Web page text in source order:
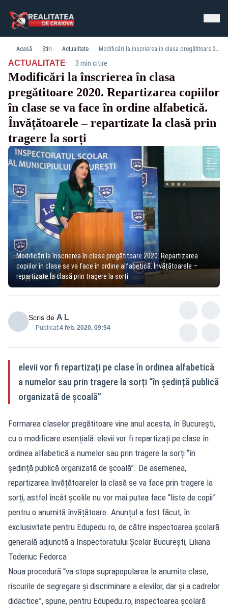
Acasă Știri Actualitate Modificări la înscrierea în clasa pregătitoare 2020. Repartizarea copiilor în clase se va face în ordine alfabetică. Învățătoarele – repartizate la clasă prin tragere la sorți
ACTUALITATE· 3 min citire
Modificări la înscrierea în clasa
pregătitoare 2020. Repartizarea copiilor
în clase se va face în ordine alfabetică.
Învățătoarele – repartizate la clasă prin
tragere la sorți
Modificări la înscrierea în clasa pregătitoare 2020. Repartizarea
copiilor în clase se va face în ordine alfabetică. Învățătoarele –
repartizate la clasă prin tragere la sorți
Scris de A L
Publicat:4 feb. 2020, 09:54
elevii vor fi repartizați pe clase în ordinea alfabetică
a numelor sau prin tragere la sorți “în ședință publică
organizată de școală”
Formarea claselor pregătitoare vine anul acesta, în București,
cu o modificare esențială: elevii vor fi repartizați pe clase în
ordinea alfabetică a numelor sau prin tragere la sorți “în
ședință publică organizată de școală”. De asemenea,
repartizarea învățătoarelor la clasă se va face prin tragere la
sorți, astfel încât școlile nu vor mai putea face “liste de copii”
pentru o anumită învățătoare. Anunțul a fost făcut, în
exclusivitate pentru Edupedu.ro, de către inspectoarea școlară
generală adjunctă a Inspectoratului Școlar București, Liliana
Toderiuc Fedorca
Noua procedură “va stopa suprapopularea la anumite clase,
riscurile de segregare și discriminare a elevilor, dar și a cadrelor
didactice”, spune, pentru Edupedu.ro, inspectoarea școlară